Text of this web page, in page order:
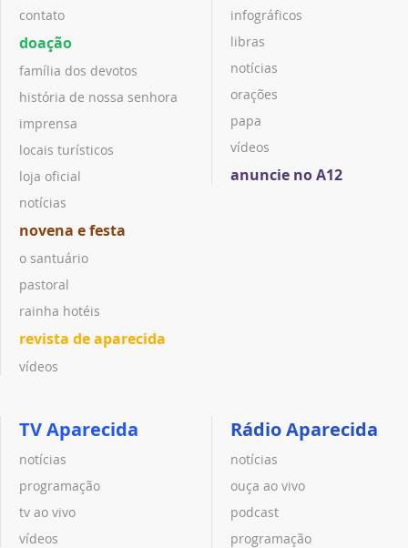
contato
doação
família dos devotos
história de nossa senhora
imprensa
locais turísticos
loja oficial
notícias
novena e festa
o santuário
pastoral
rainha hotéis
revista de aparecida
vídeos
infográficos
libras
notícias
orações
papa
vídeos
anuncie no A12
TV Aparecida
notícias
programação
tv ao vivo
vídeos
Rádio Aparecida
notícias
ouça ao vivo
podcast
programação